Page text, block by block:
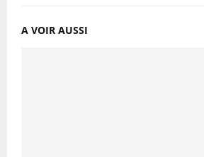
A VOIR AUSSI